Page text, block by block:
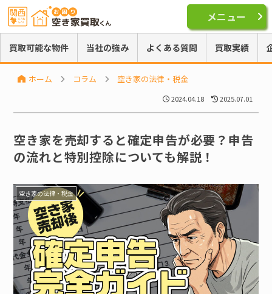
買取可能な物件 当社の強み よくある質問 買取実績
ホーム コラム 空き家の法律・税金
2024.04.18 2025.07.01
空き家を売却すると確定申告が必要？申告
の流れと特別控除についても解説！
空き家の法律・税金
メニュー